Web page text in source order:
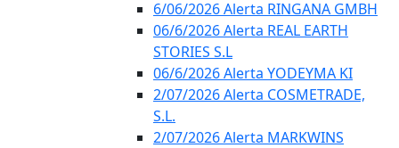
6/06/2026 Alerta RINGANA GMBH
06/6/2026 Alerta REAL EARTH
STORIES S.L
06/6/2026 Alerta YODEYMA KI
2/07/2026 Alerta COSMETRADE,
S.L.
2/07/2026 Alerta MARKWINS